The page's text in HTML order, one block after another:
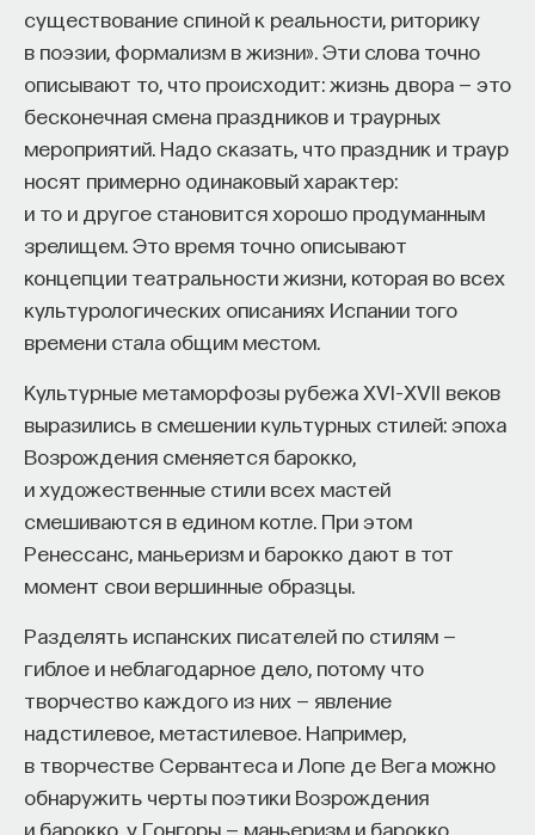
существование спиной к реальности, риторику
в поэзии, формализм в жизни». Эти слова точно
описывают то, что происходит: жизнь двора — это
бесконечная смена праздников и траурных
мероприятий. Надо сказать, что праздник и траур
носят примерно одинаковый характер:
и то и другое становится хорошо продуманным
зрелищем. Это время точно описывают
концепции театральности жизни, которая во всех
культурологических описаниях Испании того
времени стала общим местом.
Культурные метаморфозы рубежа XVI–XVII веков
выразились в смешении культурных стилей: эпоха
Возрождения сменяется барокко,
и художественные стили всех мастей
смешиваются в едином котле. При этом
Ренессанс, маньеризм и барокко дают в тот
момент свои вершинные образцы.
Разделять испанских писателей по стилям —
гиблое и неблагодарное дело, потому что
творчество каждого из них — явление
надстилевое, метастилевое. Например,
в творчестве Сервантеса и Лопе де Вега можно
обнаружить черты поэтики Возрождения
и барокко, у Гонгоры — маньеризм и барокко,